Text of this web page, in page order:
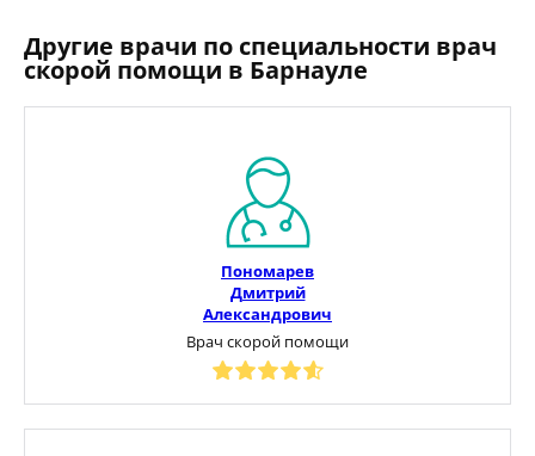
Другие врачи по специальности врач
скорой помощи в Барнауле
Пономарев
Дмитрий
Александрович
Врач скорой помощи